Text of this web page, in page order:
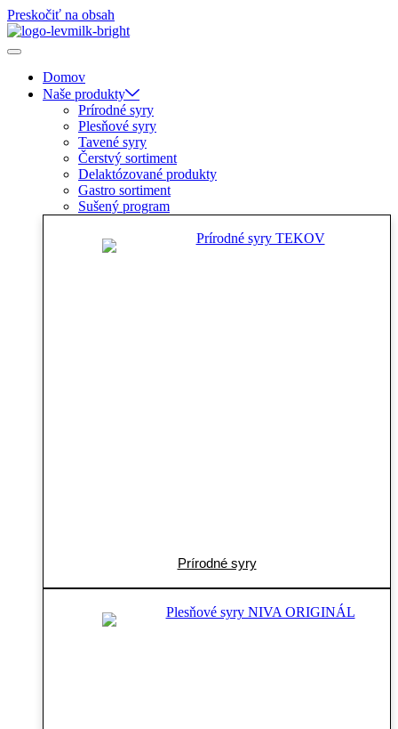
Preskočiť na obsah
Domov
Naše produkty
Prírodné syry
Plesňové syry
Tavené syry
Čerstvý sortiment
Delaktózované produkty
Gastro sortiment
Sušený program
Prírodné syry